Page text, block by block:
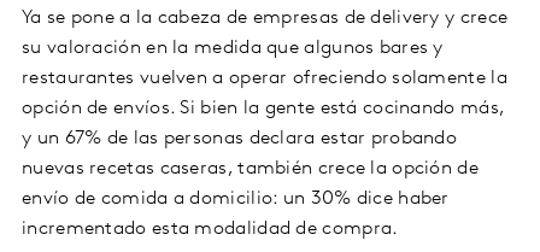
Ya se pone a la cabeza de empresas de delivery y crece
su valoración en la medida que algunos bares y
restaurantes vuelven a operar ofreciendo solamente la
opción de envíos. Si bien la gente está cocinando más,
y un 67% de las personas declara estar probando
nuevas recetas caseras, también crece la opción de
envío de comida a domicilio: un 30% dice haber
incrementado esta modalidad de compra.